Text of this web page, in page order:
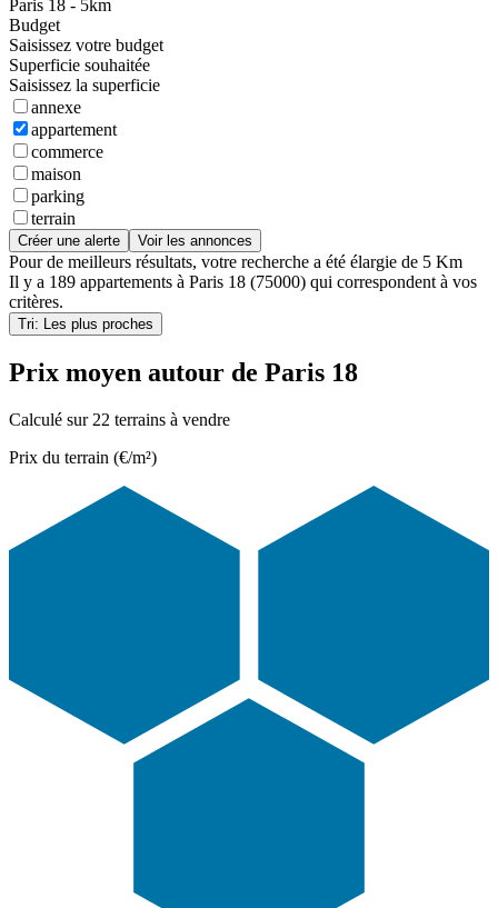
Paris 18 - 5km
Budget
Saisissez votre budget
Superficie souhaitée
Saisissez la superficie
annexe
appartement
commerce
maison
parking
terrain
Créer une alerte Voir les annonces
Pour de meilleurs résultats, votre recherche a été élargie de 5 Km
Il y a 189 appartements à Paris 18 (75000) qui correspondent à vos
critères.
Tri: Les plus proches
Prix moyen autour de Paris 18
Calculé sur 22 terrains à vendre
Prix du terrain (€/m²)